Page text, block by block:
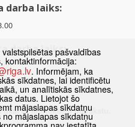
darba laiks:
darba laiks:
ar iepriekšēju pierakstu.
pašvaldības
kontaktinformācija:
. Informējam, ka
sīkdatnes, lai identificētu
un analītiskās sīkdatnes,
datus. Lietojot šo
mājaslapas sīkdatņu
mājaslapas sīkdatņu